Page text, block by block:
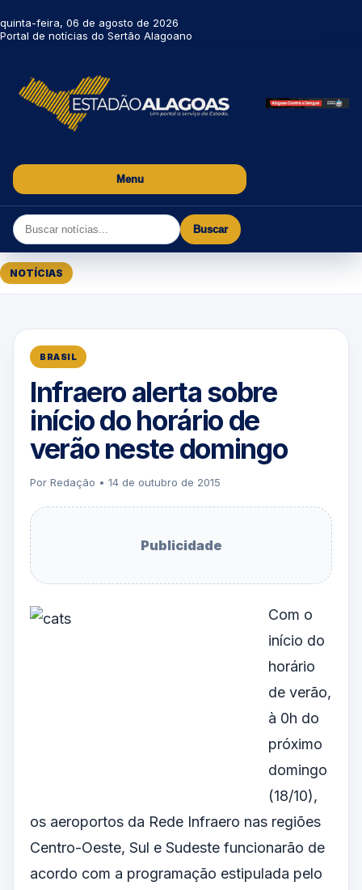
quinta-feira, 06 de agosto de 2026
Portal de notícias do Sertão Alagoano
Menu
Buscar
NOTÍCIAS
BRASIL
Infraero alerta sobre
início do horário de
verão neste domingo
Por Redação • 14 de outubro de 2015
Publicidade
Com o
início do
horário
de verão,
à 0h do
próximo
domingo
(18/10),
os aeroportos da Rede Infraero nas regiões
Centro-Oeste, Sul e Sudeste funcionarão de
acordo com a programação estipulada pelo